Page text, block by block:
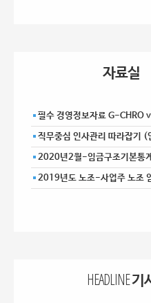
자료실
필수 경영정보자료 G-
직무중심 인사관리 따라잡기
2020년2월-임금구조기본통
2019년도 노조-사업주 노조
HEADLINE 기